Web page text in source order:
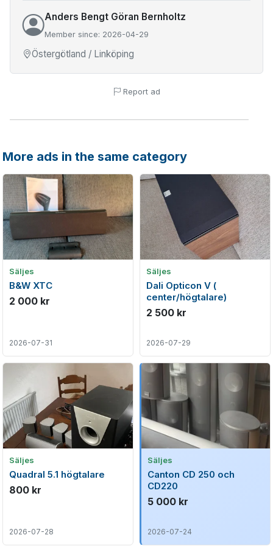
Anders Bengt Göran Bernholtz
Member since: 2026-04-29
Östergötland / Linköping
Report ad
More ads in the same category
Säljes
B&W XTC
2 000 kr
2026-07-31
Säljes
Dali Opticon V (
center/högtalare)
2 500 kr
2026-07-29
Säljes
Quadral 5.1 högtalare
800 kr
2026-07-28
Säljes
Canton CD 250 och
CD220
5 000 kr
2026-07-24